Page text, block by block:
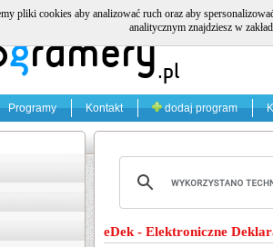
Programy Kontakt dodaj program
eDek - Elektroniczne
pliki cookies aby analizować ruch oraz aby
analitycznym znajdziesz w